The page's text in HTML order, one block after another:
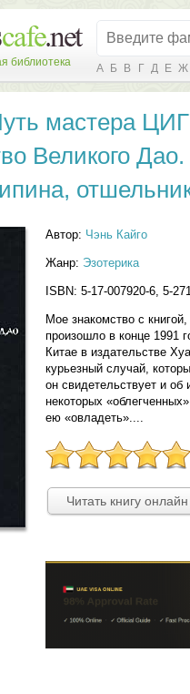
библиотека А Б В Г Д Е Ж
мастера
Великого
Автор: Чэнь Кайго
Жанр: Эзотерика
ISBN: 5-17-007920-6, 5-
Мое знакомство с
произошло в конце 1991
Китае в издательстве
курьезный случай,
он свидетельствует и об
некоторых
ею «овладеть»....
Читать книгу